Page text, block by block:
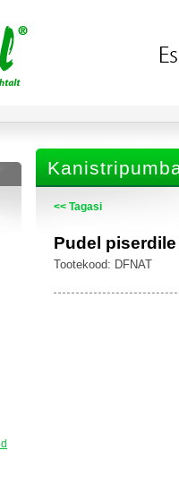
<< Tagasi
Pudel piserdile
Tootekood: DFNAT